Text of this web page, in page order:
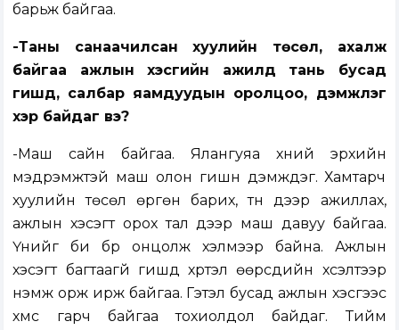
барьж байгаа.
-Таны санаачилсан хуулийн төсөл, ахалж
байгаа ажлын хэсгийн ажилд тань бусад
гишүүд, салбар яамдуудын оролцоо, дэмжлэг
хэр байдаг вэ?
-Маш сайн байгаа. Ялангуяа хүний эрхийн
мэдрэмжтэй маш олон гишүүн дэмждэг. Хамтарч
хуулийн төсөл өргөн барих, түүн дээр ажиллах,
ажлын хэсэгт орох тал дээр маш давуу байгаа.
Үүнийг би бүр онцолж хэлмээр байна. Ажлын
хэсэгт багтаагүй гишүүд хүртэл өөрсдийн хүсэлтээр
нэмж орж ирж байгаа. Гэтэл бусад ажлын хэсгээс
хүмүүс гарч байгаа тохиолдол байдаг. Тийм